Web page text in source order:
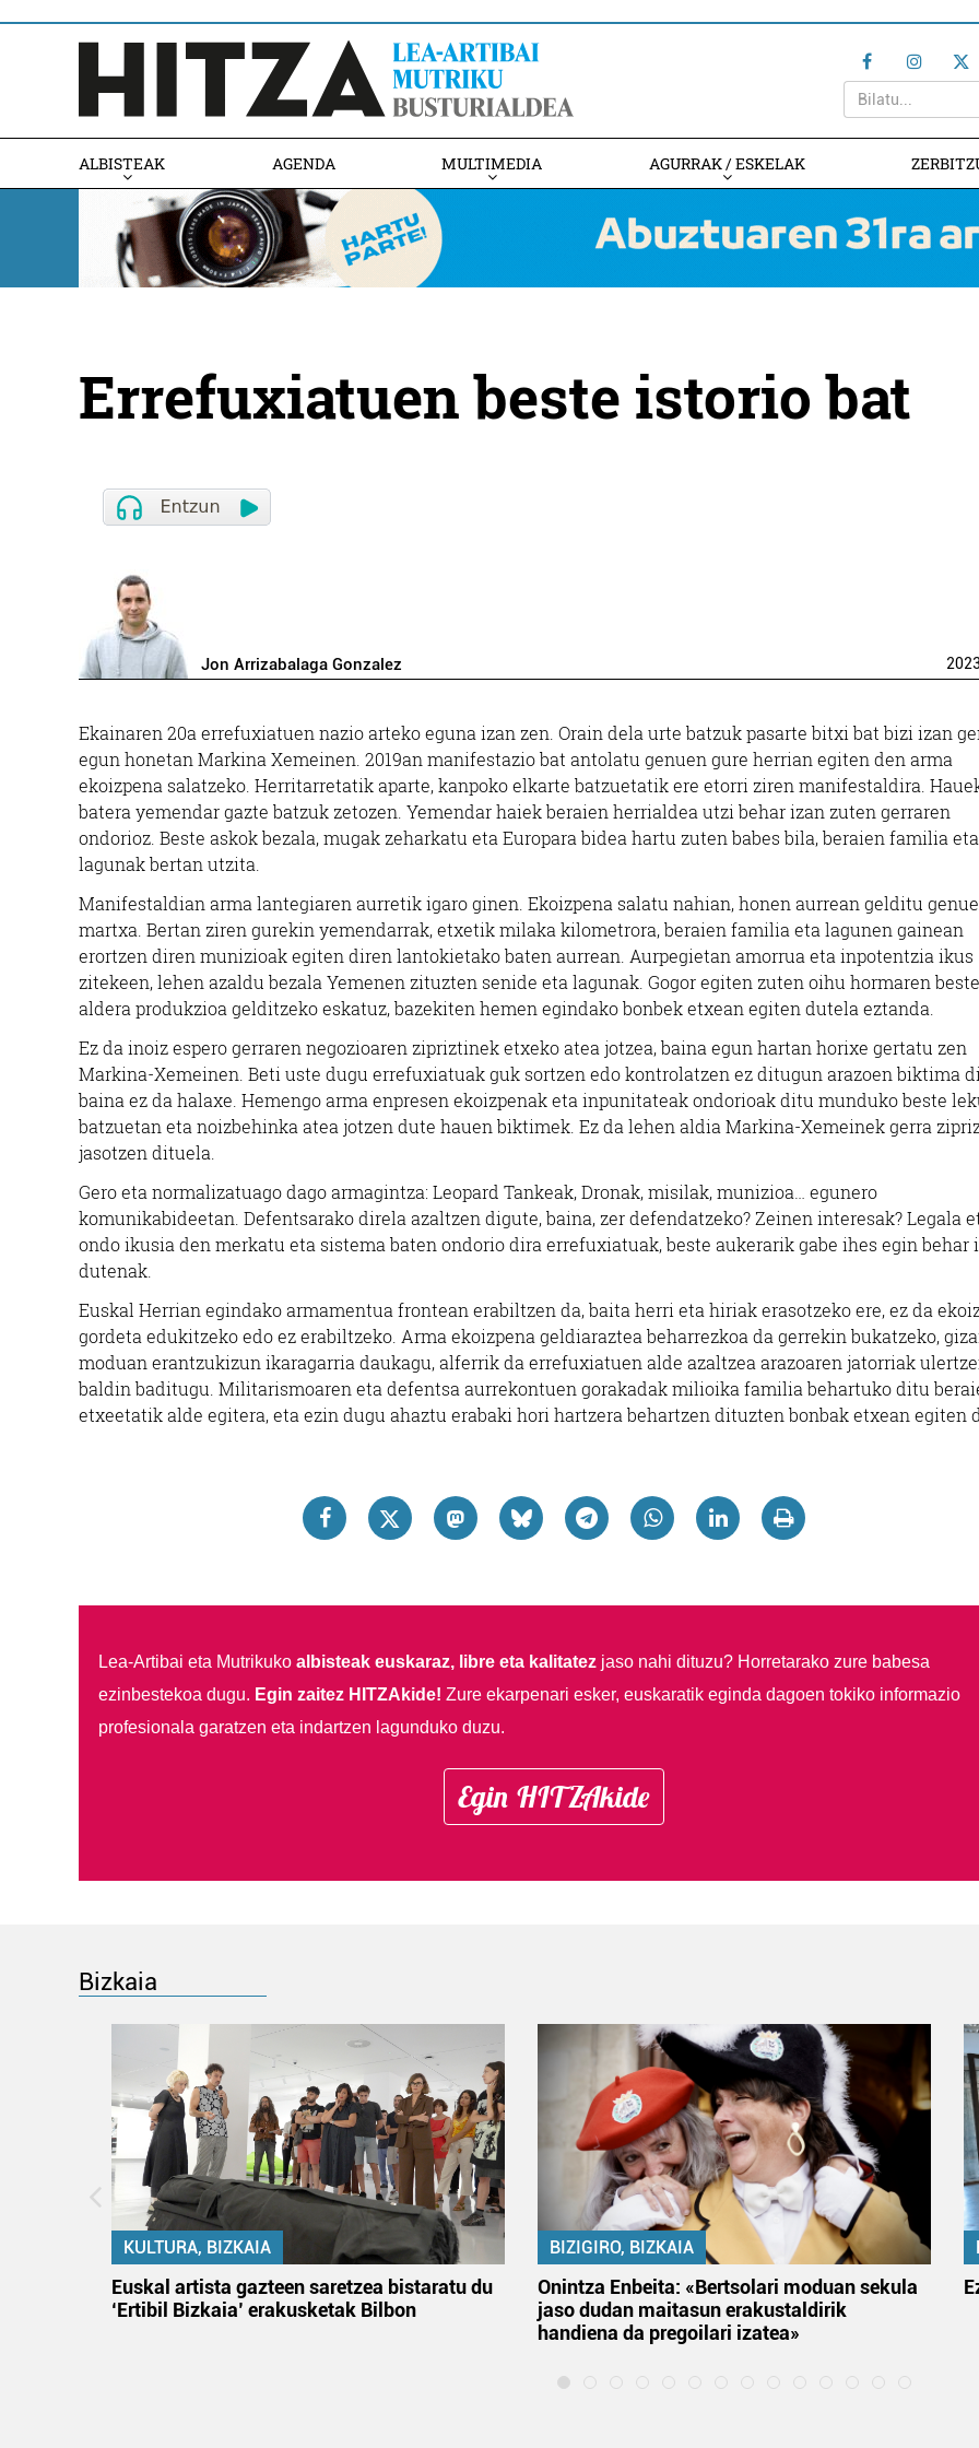
ALBISTEAK AGENDA MULTIMEDIA AGURRAK / ESKELAK
Errefuxiatuen beste istorio bat
Jon Arrizabalaga Gonzalez 2023
Ekainaren 20a errefuxiatuen nazio arteko eguna izan zen. Orain dela urte batzuk pasarte bitxi bat bizi izan
egun honetan Markina Xemeinen. 2019an manifestazio bat antolatu genuen gure herrian egiten den arma
ekoizpena salatzeko. Herritarretatik aparte, kanpoko elkarte batzuetatik ere etorri ziren manifestaldira.
batera yemendar gazte batzuk zetozen. Yemendar haiek beraien herrialdea utzi behar izan zuten gerraren
ondorioz. Beste askok bezala, mugak zeharkatu eta Europara bidea hartu zuten babes bila, beraien familia eta
lagunak bertan utzita.
Manifestaldian arma lantegiaren aurretik igaro ginen. Ekoizpena salatu nahian, honen aurrean gelditu
martxa. Bertan ziren gurekin yemendarrak, etxetik milaka kilometrora, beraien familia eta lagunen gainean
erortzen diren munizioak egiten diren lantokietako baten aurrean. Aurpegietan amorrua eta inpotentzia ikus
zitekeen, lehen azaldu bezala Yemenen zituzten senide eta lagunak. Gogor egiten zuten oihu hormaren beste
aldera produkzioa gelditzeko eskatuz, bazekiten hemen egindako bonbek etxean egiten dutela eztanda.
Ez da inoiz espero gerraren negozioaren zipriztinek etxeko atea jotzea, baina egun hartan horixe gertatu zen
Markina-Xemeinen. Beti uste dugu errefuxiatuak guk sortzen edo kontrolatzen ez ditugun arazoen biktima
baina ez da halaxe. Hemengo arma enpresen ekoizpenak eta inpunitateak ondorioak ditu munduko beste
batzuetan eta noizbehinka atea jotzen dute hauen biktimek. Ez da lehen aldia Markina-Xemeinek gerra
jasotzen dituela.
Gero eta normalizatuago dago armagintza: Leopard Tankeak, Dronak, misilak, munizioa… egunero
komunikabideetan. Defentsarako direla azaltzen digute, baina, zer defendatzeko? Zeinen interesak? Legala
ondo ikusia den merkatu eta sistema baten ondorio dira errefuxiatuak, beste aukerarik gabe ihes egin behar
dutenak.
Euskal Herrian egindako armamentua frontean erabiltzen da, baita herri eta hiriak erasotzeko ere, ez da
gordeta edukitzeko edo ez erabiltzeko. Arma ekoizpena geldiaraztea beharrezkoa da gerrekin bukatzeko,
moduan erantzukizun ikaragarria daukagu, alferrik da errefuxiatuen alde azaltzea arazoaren jatorriak
baldin baditugu. Militarismoaren eta defentsa aurrekontuen gorakadak milioika familia behartuko ditu
etxeetatik alde egitera, eta ezin dugu ahaztu erabaki hori hartzera behartzen dituzten bonbak etxean egiten
Lea-Artibai eta Mutrikuko albisteak euskaraz, libre eta kalitatezjaso nahi dituzu? Horretarako zure babesa
ezinbestekoa dugu. Egin zaitez HITZAkide! Zure ekarpenari esker, euskaratik eginda dagoen tokiko informazio
profesionala garatzen eta indartzen lagunduko duzu.
Egin HITZAkide
Bizkaia
KULTURA, BIZKAIA
Euskal artista gazteen saretzea bistaratu du
‘Ertibil Bizkaia’ erakusketak Bilbon
BIZIGIRO, BIZKAIA
Onintza Enbeita: «Bertsolari moduan sekula
jaso dudan maitasun erakustaldirik
handiena da pregoilari izatea»